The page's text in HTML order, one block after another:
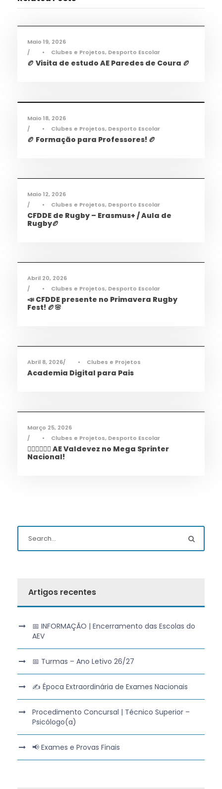
Desporto,Notícias
Maio 19, 2026
•
Clubes e Projetos, Desporto Escolar
🏉 Visita de estudo AE Paredes de Coura 🏉
Maio 18, 2026
•
Clubes e Projetos, Desporto Escolar
🏉 Formação para Professores! 🏉
Maio 12, 2026
•
Clubes e Projetos, Desporto Escolar
CFDDE de Rugby – Erasmus+ / Aula de
Rugby🏉
Abril 20, 2026
•
Clubes e Projetos, Desporto Escolar
📣 CFDDE presente no Primavera Rugby
Fest! 🏉🌸
Abril 8, 2026 • Clubes e Projetos
Academia Digital para Pais
Março 25, 2026
•
Clubes e Projetos, Desporto Escolar
🏃‍♀️🏃‍♂️🏃‍♀️ AE Valdevez no Mega Sprinter
Nacional!
Artigos recentes
📅 INFORMAÇÃO | Encerramento das Escolas do
AEV
📅 Turmas – Ano Letivo 26/27
✍️ Época Extraordinária de Exames Nacionais
Procedimento Concursal | Técnico Superior –
Psicólogo(a)
📢 Exames e Provas Finais